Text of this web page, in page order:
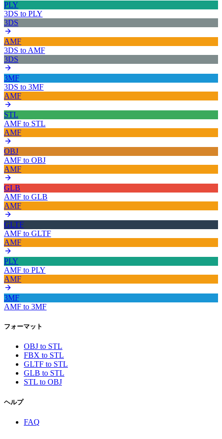
PLY
3DS to PLY
3DS
AMF
3DS to AMF
3DS
3MF
3DS to 3MF
AMF
STL
AMF to STL
AMF
OBJ
AMF to OBJ
AMF
GLB
AMF to GLB
AMF
GLTF
AMF to GLTF
AMF
PLY
AMF to PLY
AMF
3MF
AMF to 3MF
フォーマット
OBJ to STL
FBX to STL
GLTF to STL
GLB to STL
STL to OBJ
ヘルプ
FAQ